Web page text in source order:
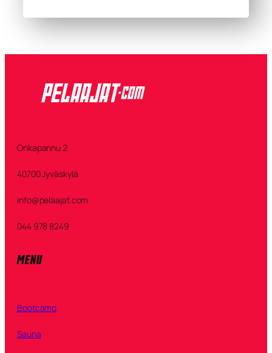
Onkapannu 2
40700 Jyväskylä
info@pelaajat.com
044 978 8249
MENU
Bootcamp
Sauna